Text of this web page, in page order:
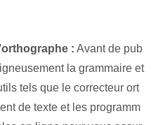
: Avant de pub
la grammaire et
tels que le correcteur ort
de texte et les programm